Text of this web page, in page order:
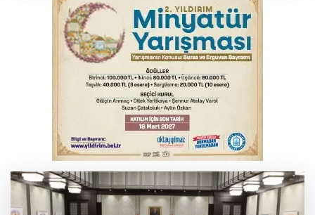
Bursa'da alkollü sürücü mahalleyi savaş
alanına çevirdi
Serbest piyasada altın fiyatları...
Serbest piyasada döviz fiyatları